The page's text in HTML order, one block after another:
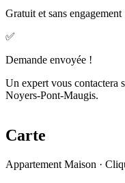
Gratuit et sans engagement
✅
Demande envoyée !
Un expert vous contactera
Noyers-Pont-Maugis.
Carte
Appartement Maison ·